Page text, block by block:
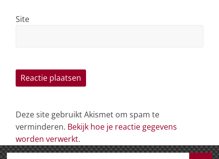
Site
Deze site gebruikt Akismet om spam te
verminderen. Bekijk hoe je reactie gegevens
worden verwerkt.